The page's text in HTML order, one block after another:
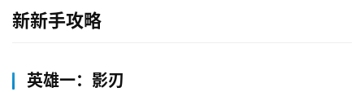
新新手攻略
英雄一：影刃